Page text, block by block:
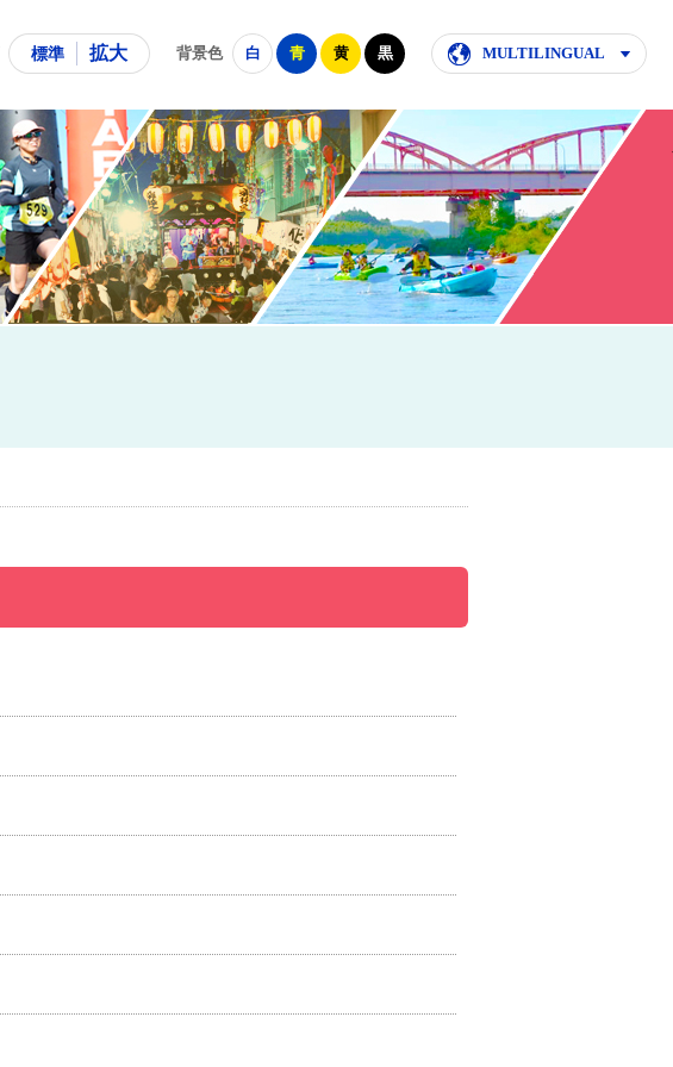
標準 拡大 背景色 白 青 黄 黒 MULTILINGUAL